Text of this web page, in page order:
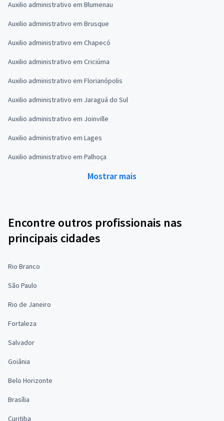
Auxilio administrativo em Blumenau
Auxilio administrativo em Brusque
Auxilio administrativo em Chapecó
Auxilio administrativo em Criciúma
Auxilio administrativo em Florianópolis
Auxilio administrativo em Jaraguá do Sul
Auxilio administrativo em Joinville
Auxilio administrativo em Lages
Auxilio administrativo em Palhoça
Mostrar mais
Encontre outros profissionais nas
principais cidades
Rio Branco
São Paulo
Rio de Janeiro
Fortaleza
Salvador
Goiânia
Belo Horizonte
Brasília
Curitiba